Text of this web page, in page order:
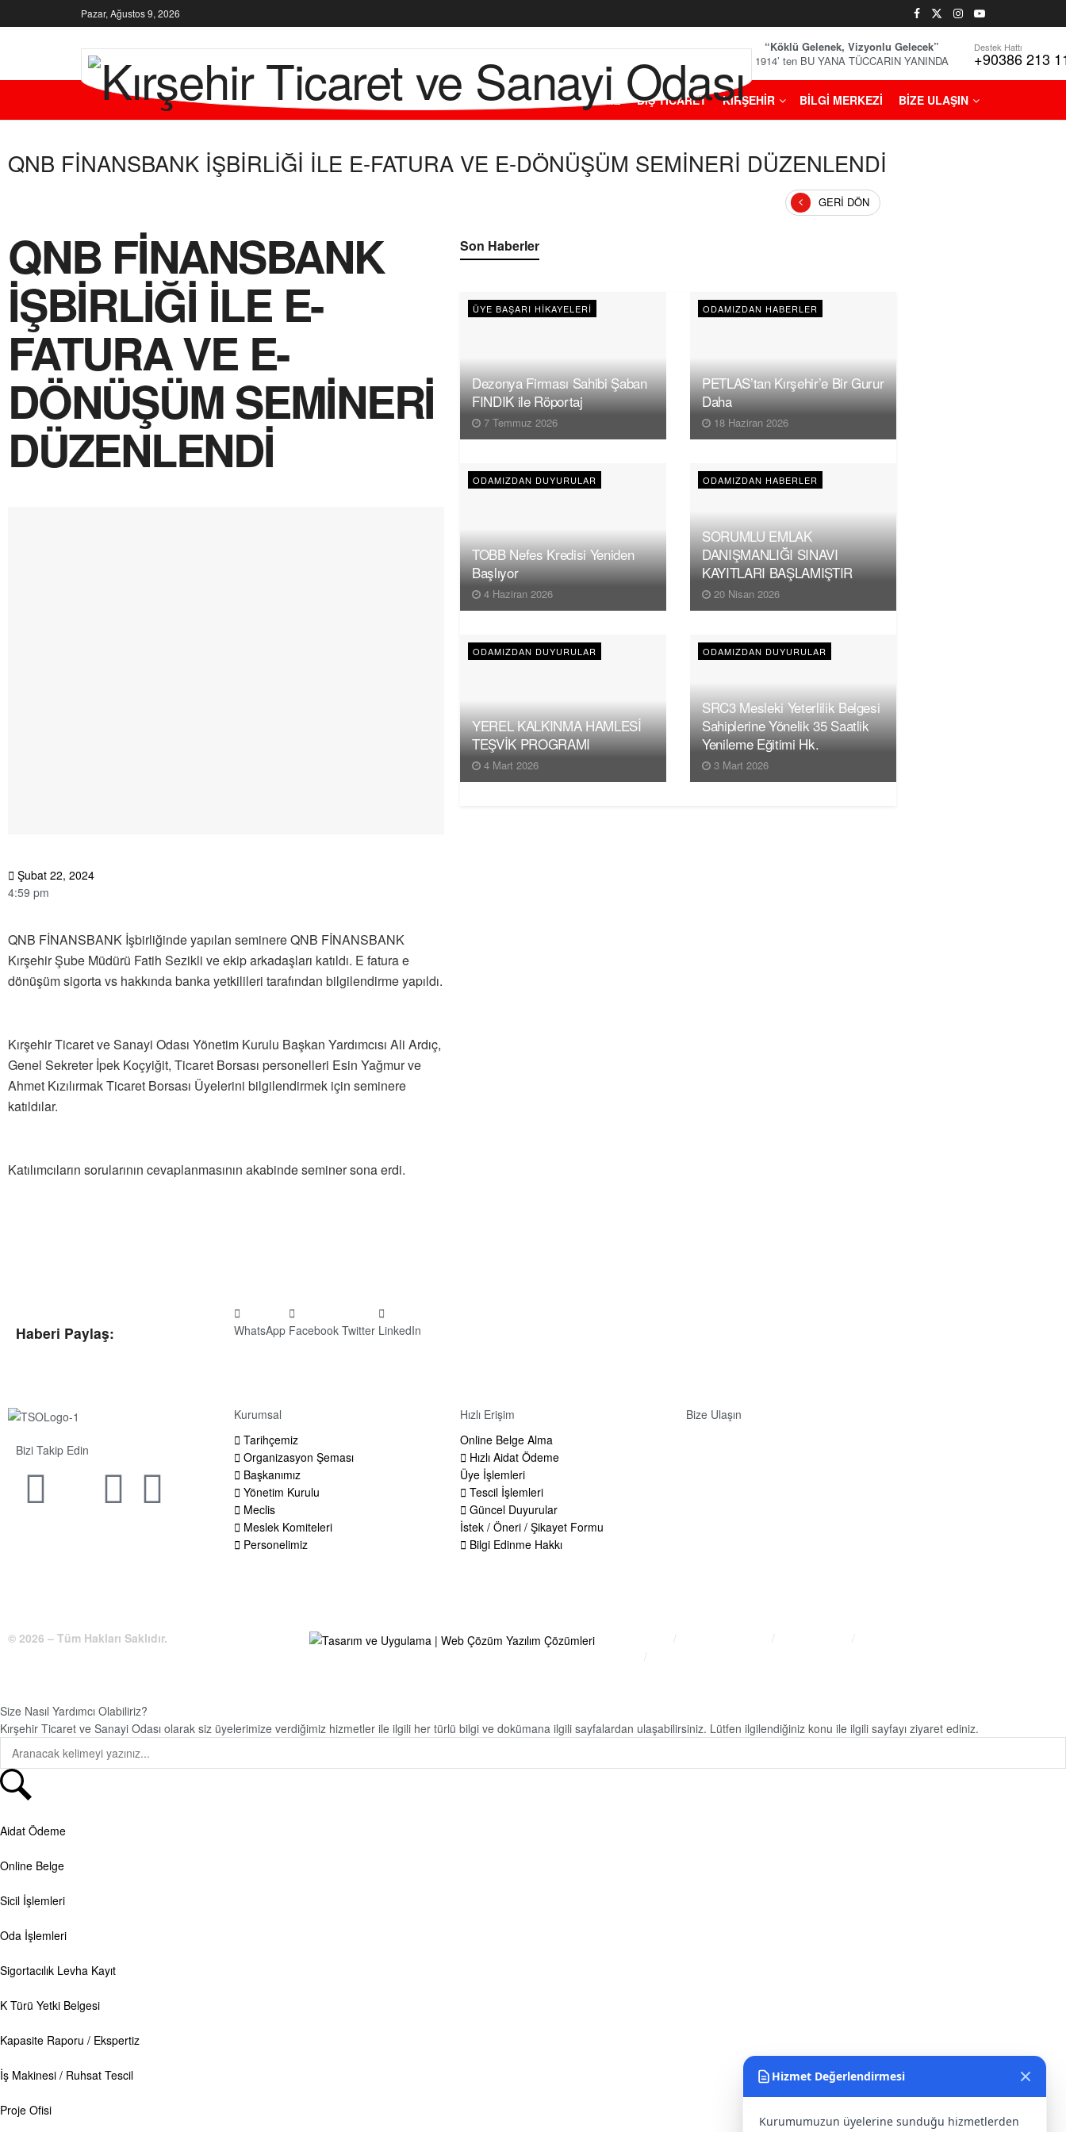
Pazar, Ağustos 9, 2026
“Köklü Gelenek, Vizyonlu Gelecek”
1914’ ten BU YANA TÜCCARIN YANINDA
Destek Hattı
+90386 213
KURUMSAL ODAMIZ ÜYELERİMİZ HİZMETLERİMİZ DIŞ TİCARET KIRŞEHİR BİLGİ MERKEZİ BİZE ULAŞIN
QNB FİNANSBANK İŞBİRLİĞİ İLE E-FATURA VE E-DÖNÜŞÜM SEMİNERİ DÜZENLENDİ
GERI DÖN
QNB FİNANSBANK
İŞBİRLİĞİ İLE E-
FATURA VE E-
DÖNÜŞÜM SEMİNERİ
DÜZENLENDİ
Şubat 22, 2024
4:59 pm
QNB FİNANSBANK İşbirliğinde yapılan seminere QNB FİNANSBANK
Kırşehir Şube Müdürü Fatih Sezikli ve ekip arkadaşları katıldı. E fatura e
dönüşüm sigorta vs hakkında banka yetkilileri tarafından bilgilendirme yapıldı.
Kırşehir Ticaret ve Sanayi Odası Yönetim Kurulu Başkan Yardımcısı Ali Ardıç,
Genel Sekreter İpek Koçyiğit, Ticaret Borsası personelleri Esin Yağmur ve
Ahmet Kızılırmak Ticaret Borsası Üyelerini bilgilendirmek için seminere
katıldılar.
Katılımcıların sorularının cevaplanmasının akabinde seminer sona erdi.
Haberi Paylaş: WhatsApp Facebook Twitter LinkedIn
Son Haberler
ÜYE BAŞARI HIKAYELERI
Dezonya Firması Sahibi Şaban
FINDIK ile Röportaj
7 Temmuz 2026
ODAMIZDAN HABERLER
PETLAS’tan Kırşehir’e Bir Gurur
Daha
18 Haziran 2026
ODAMIZDAN DUYURULAR
TOBB Nefes Kredisi Yeniden
Başlıyor
4 Haziran 2026
ODAMIZDAN HABERLER
SORUMLU EMLAK
DANIŞMANLIĞI SINAVI
KAYITLARI BAŞLAMIŞTIR
20 Nisan 2026
ODAMIZDAN DUYURULAR
YEREL KALKINMA HAMLESİ
TEŞVİK PROGRAMI
4 Mart 2026
ODAMIZDAN DUYURULAR
SRC3 Mesleki Yeterlilik Belgesi
Sahiplerine Yönelik 35 Saatlik
Yenileme Eğitimi Hk.
3 Mart 2026
Bizi Takip Edin
Kurumsal
Tarihçemiz
Organizasyon Şeması
Başkanımız
Yönetim Kurulu
Meclis
Meslek Komiteleri
Personelimiz
Hızlı Erişim
Online Belge Alma
Hızlı Aidat Ödeme
Üye İşlemleri
Tescil İşlemleri
Güncel Duyurular
İstek / Öneri / Şikayet Formu
Bilgi Edinme Hakkı
Bize Ulaşın
© 2026 – Tüm Hakları Saklıdır.
Size Nasıl Yardımcı Olabiliriz?
Kırşehir Ticaret ve Sanayi Odası olarak siz üyelerimize verdiğimiz hizmetler ile ilgili her türlü bilgi ve dokümana ilgili sayfalardan ulaşabilirsiniz. Lütfen ilgilendiğiniz konu ile ilgili sayfayı ziyaret ediniz.
Aidat Ödeme
Online Belge
Sicil İşlemleri
Oda İşlemleri
Sigortacılık Levha Kayıt
K Türü Yetki Belgesi
Kapasite Raporu / Ekspertiz
İş Makinesi / Ruhsat Tescil
Proje Ofisi
Hizmet Değerlendirmesi
Kurumumuzun üyelerine sunduğu hizmetlerden